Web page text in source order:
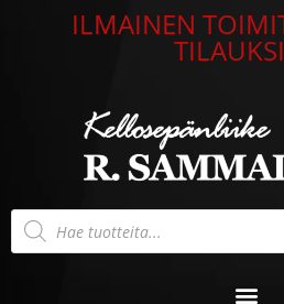
ILMAINEN
Products
search